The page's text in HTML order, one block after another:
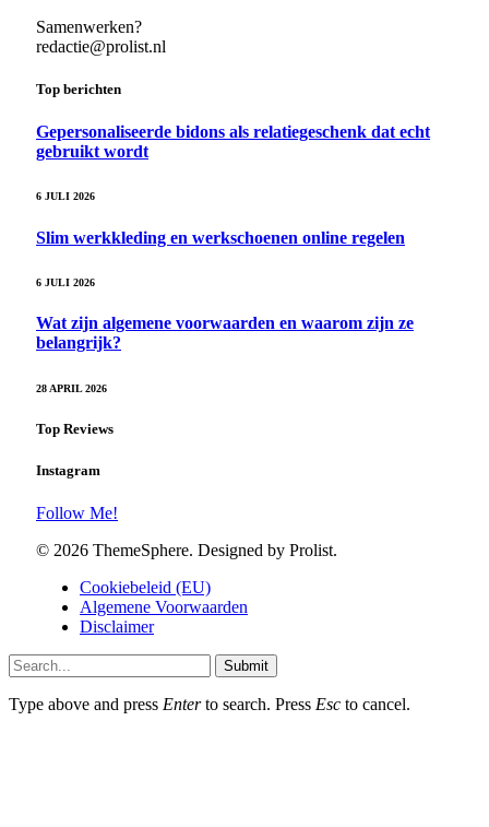
Samenwerken?
redactie@prolist.nl
Top berichten
Gepersonaliseerde bidons als relatiegeschenk dat echt
gebruikt wordt
6 JULI 2026
Slim werkkleding en werkschoenen online regelen
6 JULI 2026
Wat zijn algemene voorwaarden en waarom zijn ze
belangrijk?
28 APRIL 2026
Top Reviews
Instagram
Follow Me!
© 2026 ThemeSphere. Designed by Prolist.
Cookiebeleid (EU)
Algemene Voorwaarden
Disclaimer
Submit
Type above and press Enterto search. Press Esc to cancel.